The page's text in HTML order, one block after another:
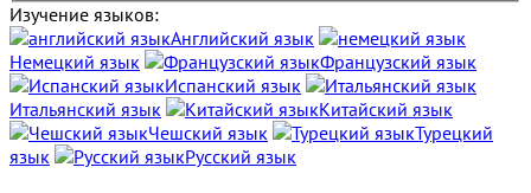
Изучение языков:
Английский язык
Немецкий язык
Французский язык
Испанский язык
Итальянский язык
Китайский язык
Чешский язык
Турецкий
язык
Русский язык